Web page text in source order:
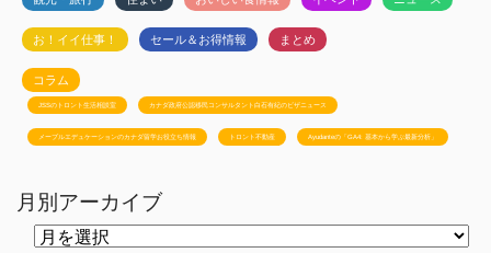
お！イイ仕事！ セール＆お得情報 まとめ
コラム
JSSのトロント生活相談室 カナダ政府公認移民コンサルタント白石有紀のビザニュース
メープルエデュケーションのカナダ留学お役立ち情報 トロント不動産 Ayudanteの「GA4: 基本から学ぶ最新分析」
月別アーカイブ